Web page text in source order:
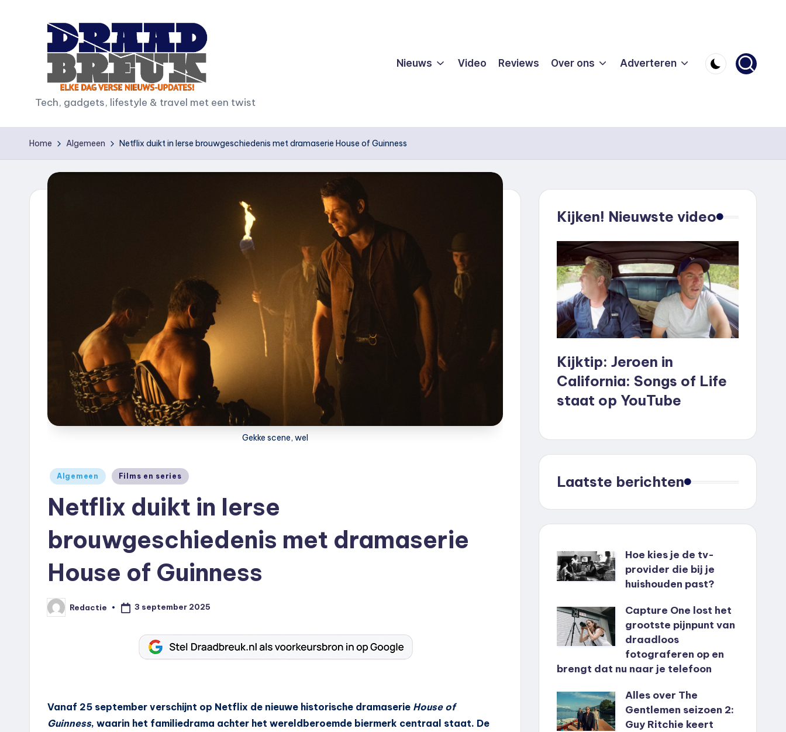
D
r
a
Tech, gadgets, lifestyle & travel met een twist
Nieuws Video Reviews Over ons Adverteren
Home Algemeen Netflix duikt in Ierse brouwgeschiedenis met dramaserie House of Guinness
Gekke scene, wel
Geplaatst
Algemeen Films en series
Netflix duikt in Ierse
brouwgeschiedenis met dramaserie
House of Guinness
Geplaatst
door
Redactie 3 september 2025
Vanaf 25 september verschijnt op Netflix de nieuwe historische dramaserie House of
Guinness, waarin het familiedrama achter het wereldberoemde biermerk centraal staat. De
Kijken! Nieuwste video
Kijktip: Jeroen in
California: Songs of Life
staat op YouTube
Laatste berichten
Hoe kies je de tv-
provider die bij je
huishouden past?
Capture One lost het
grootste pijnpunt van
draadloos
fotograferen op en
brengt dat nu naar je telefoon
Alles over The
Gentlemen seizoen 2:
Guy Ritchie keert